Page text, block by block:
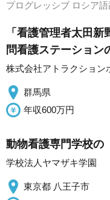
プログレッシブ ロシア
「看護管理者太田
問看護ステーション
株式会社アトラクション
群馬県
年収600万円
動物看護専門学校の
学校法人ヤマザキ学園
東京都 八王子市